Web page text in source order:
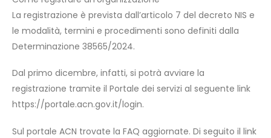
La registrazione è prevista dall’articolo 7 del decreto NIS e
le modalità, termini e procedimenti sono definiti dalla
Determinazione 38565/2024.
Dal primo dicembre, infatti, si potrà avviare la
registrazione tramite il Portale dei servizi al seguente link
https://portale.acn.gov.it/login.
Sul portale ACN trovate la FAQ aggiornate. Di seguito il link